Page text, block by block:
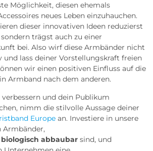
Möglichkeit, diesen ehemals
neues Leben einzuhauchen.
dieser innovativen Ideen reduzierst
trägst auch zu einer
bei. Also wirf diese Armbänder nicht
lass deiner Vorstellungskraft freien
wir einen positiven Einfluss auf die
Armband nach dem anderen.
und dein Publikum
nimm die stilvolle Aussage deiner
Europe an. Investiere in unsere
Armbänder,
biologisch abbaubar sind, und